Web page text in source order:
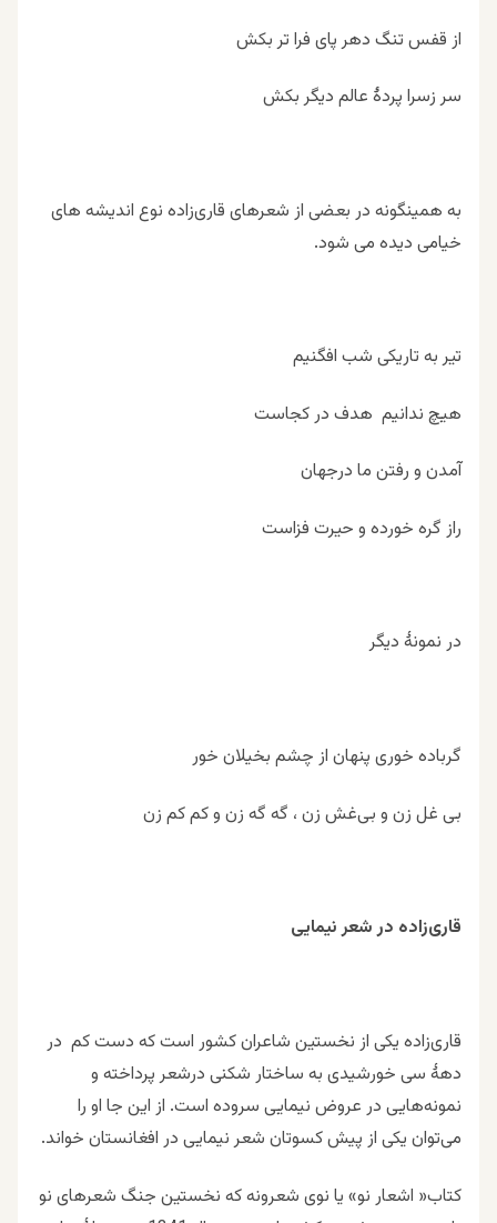
از قفس تنگ دهر پای فرا تر بکش
سر زسرا پردۀ عالم دیگر بکش
به همینگونه در بعضی از شعرهای قاری‌زاده نوع اندیشه های
خیامی دیده می شود.
تیر به تاریکی شب افگنیم
هیچ ندانیم هدف در کجاست
آمدن و رفتن ما درجهان
راز گره خورده و حیرت فزاست
در نمونۀ دیگر
گرباده خوری پنهان از چشم بخیلان خور
بی غل زن و بی‌غش زن ، گه گه زن و کم کم زن
قاری‌زاده در شعر نیمایی
قاری‌زاده یکی از نخستین شاعران کشور است که دست کم در
دهۀ سی خورشیدی به ساختار شکنی درشعر پرداخته و
نمونه‌هایی در عروض نیمایی سروده است. از این جا او را
می‌توان یکی از پیش کسوتان شعر نیمایی در افغانستان خواند.
کتاب« اشعار نو» یا نوی شعرونه که نخستین جنگ شعرهای نو